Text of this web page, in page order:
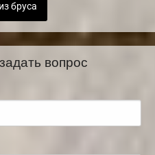
бруса
вопрос